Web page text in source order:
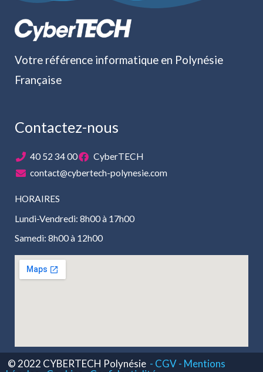
Votre référence informatique en Polynésie
Française
Contactez-nous
40 52 34 00
CyberTECH
contact@cybertech-polynesie.com
HORAIRES
Lundi-Vendredi: 8h00 à 17h00
Samedi: 8h00 à 12h00
© 2022 CYBERTECH Polynésie - CGV - Mentions